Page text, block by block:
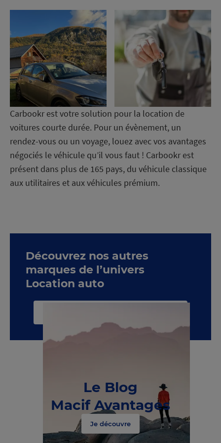
Carbookr est votre solution pour la location de
voitures courte durée. Pour un évènement, un
rendez-vous ou un voyage, louez avec vos avantages
négociés le véhicule qu’il vous faut ! Carbookr est
présent dans plus de 165 pays, du véhicule classique
aux utilitaires et aux véhicules prémium.
Découvrez nos autres
marques de l’univers
Location auto
Le Blog
Macif Avantages
Je découvre